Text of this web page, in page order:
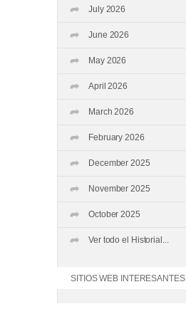
July 2026
June 2026
May 2026
April 2026
March 2026
February 2026
December 2025
November 2025
October 2025
Ver todo el Historial...
SITIOS WEB INTERESANTES